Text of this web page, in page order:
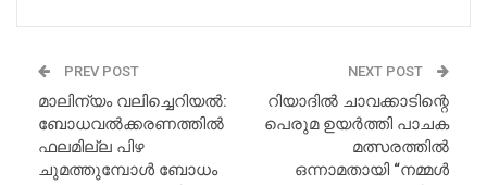
PREV POST
മാലിന്യം വലിച്ചെറിയൽ:
ബോധവൽക്കരണത്തിൽ
ഫലമില്ല പിഴ
ചുമത്തുമ്പോൾ ബോധം
NEXT POST
റിയാദിൽ ചാവക്കാടിന്റെ
പെരുമ ഉയർത്തി പാചക
മത്സരത്തിൽ
ഒന്നാമതായി “നമ്മൾ